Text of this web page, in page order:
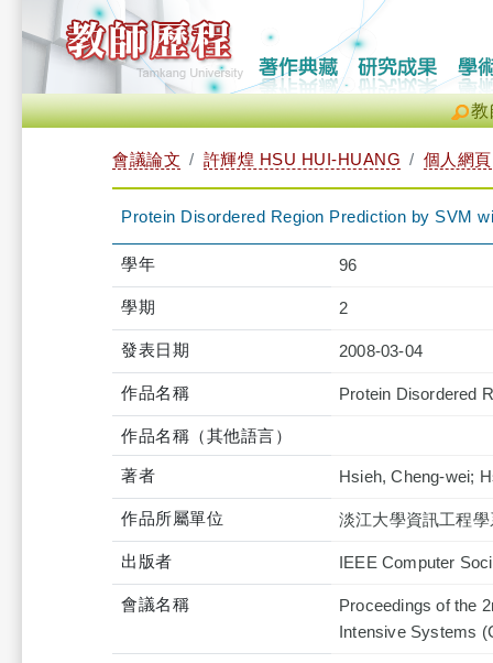
教
會議論文 許輝煌 HSU HUI-HUANG 個人網頁
Protein Disordered Region Prediction by SVM
學年 96
學期 2
發表日期 2008-03-04
作品名稱 Protein Disordered
作品名稱（其他語言）
著者 Hsieh, Cheng-wei;
作品所屬單位 淡江大學資訊工程學
出版者 IEEE Computer
會議名稱
Proceedings of the
Intensive Systems